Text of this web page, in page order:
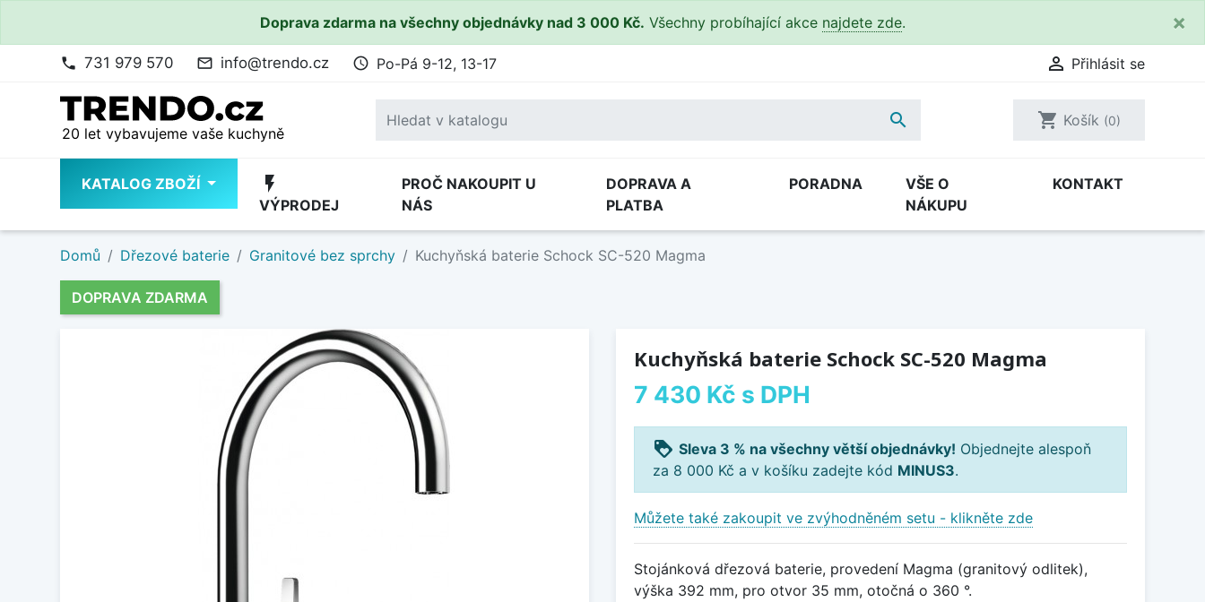
Doprava zdarma na všechny objednávky nad 3 000 Kč. Všechny probíhající akce najdete zde. ×
phone 731 979 570 mail_outline info@trendo.cz access_time Po-Pá 9-12, 13-17  Přihlásit se
20 let vybavujeme vaše kuchyně
 shopping_cart Košík (0)
KATALOG ZBOŽÍ flash_on
VÝPRODEJ
PROČ NAKOUPIT U
NÁS
DOPRAVA A
PLATBA
PORADNA
VŠE O
NÁKUPU
KONTAKT
Domů Dřezové baterie Granitové bez sprchy Kuchyňská baterie Schock SC-520 Magma
DOPRAVA ZDARMA
Kuchyňská baterie Schock SC-520 Magma
7 430 Kč s DPH
loyalty Sleva 3 % na všechny větší objednávky! Objednejte alespoň
za 8 000 Kč a v košíku zadejte kód MINUS3.
Můžete také zakoupit ve zvýhodněném setu - klikněte zde
Stojánková dřezová baterie, provedení Magma (granitový odlitek),
výška 392 mm, pro otvor 35 mm, otočná o 360 °.